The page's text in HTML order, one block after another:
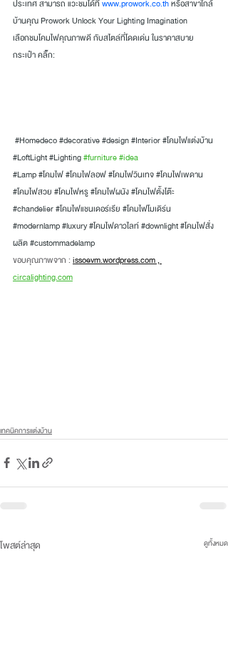
ประเทศ สามารถ แวะชมได้ที่www.prowork.co.thหรือสาขาใกล้
บ้านคุณ Prowork Unlock Your Lighting Imagination
เลือกชมโคมไฟคุณภาพดี กับสไตล์ที่โดดเด่น ในราคาสบาย
กระเป๋า คลิ๊ก:
#Homedeco#decorative#design#Interior#โคมไฟแต่งบ้าน
#LoftLight#Lighting#furniture#idea
#Lamp #โคมไฟ#โคมไฟลอฟ#โคมไฟวินเทจ#โคมไฟเพดาน
#โคมไฟสวย #โคมไฟหรู#โคมไฟผนัง#โคมไฟตั้งโต๊ะ
#chandelier#โคมไฟแชนเดอร์เรีย #โคมไฟโมเดิร์น
#modernlamp#luxury#โคมไฟดาวไลท์#downlight#โคมไฟสั่ง
ผลิต #custommadelamp
ขอบคุณภาพจาก : issoevm.wordpress.com ,
circalighting.com
เทคนิคการแต่งบ้าน
โพสต์ล่าสุด ดูทั้งหมด